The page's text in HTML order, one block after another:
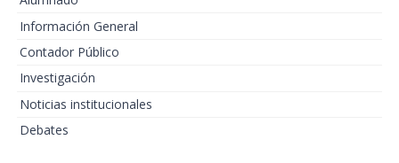
Información General
Contador Público
Investigación
Noticias institucionales
Debates